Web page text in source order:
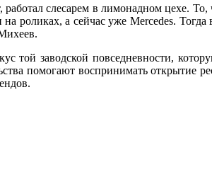
слесарем в лимонадном цехе. То,
роликах, а сейчас уже Mercedes.
заводской повседневности,
помогают воспринимать открытие